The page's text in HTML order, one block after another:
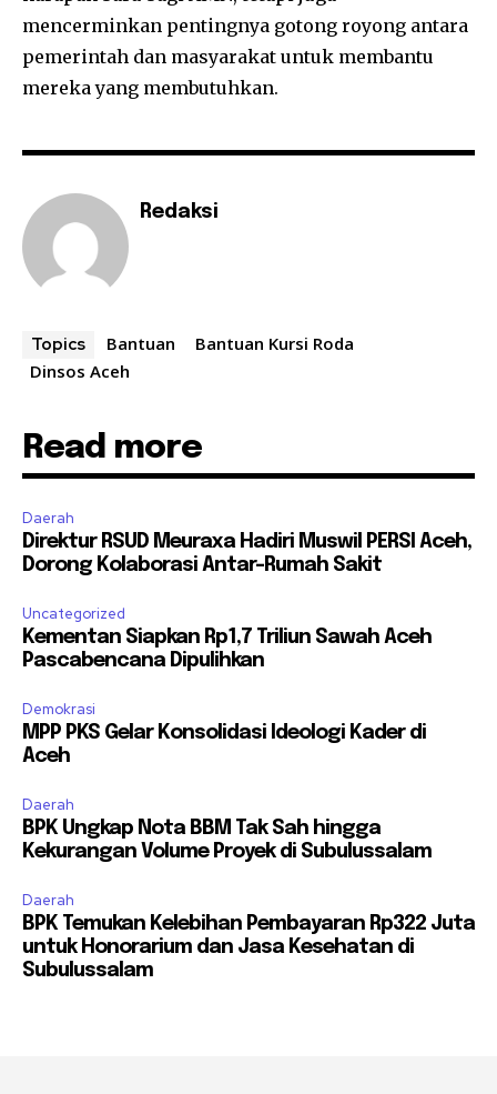
mencerminkan pentingnya gotong royong antara
pemerintah dan masyarakat untuk membantu
mereka yang membutuhkan.
Redaksi
Topics Bantuan
Bantuan Kursi Roda
Dinsos Aceh
Read more
Daerah
Direktur RSUD Meuraxa Hadiri Muswil PERSI Aceh,
Dorong Kolaborasi Antar-Rumah Sakit
Uncategorized
Kementan Siapkan Rp1,7 Triliun Sawah Aceh
Pascabencana Dipulihkan
Demokrasi
MPP PKS Gelar Konsolidasi Ideologi Kader di
Aceh
Daerah
BPK Ungkap Nota BBM Tak Sah hingga
Kekurangan Volume Proyek di Subulussalam
Daerah
BPK Temukan Kelebihan Pembayaran Rp322 Juta
untuk Honorarium dan Jasa Kesehatan di
Subulussalam